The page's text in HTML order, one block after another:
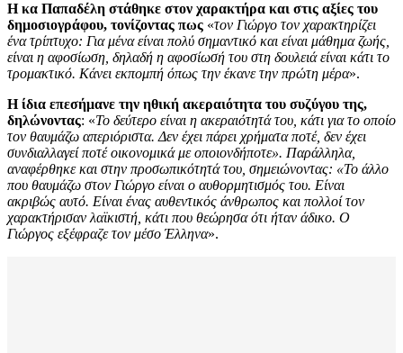
Η κα Παπαδέλη στάθηκε στον χαρακτήρα και στις αξίες του
δημοσιογράφου, τονίζοντας πως «τον Γιώργο τον χαρακτηρίζει
ένα τρίπτυχο: Για μένα είναι πολύ σημαντικό και είναι μάθημα ζωής,
είναι η αφοσίωση, δηλαδή η αφοσίωσή του στη δουλειά είναι κάτι το
τρομακτικό. Κάνει εκπομπή όπως την έκανε την πρώτη μέρα».
Η ίδια επεσήμανε την ηθική ακεραιότητα του συζύγου της,
δηλώνοντας: «Το δεύτερο είναι η ακεραιότητά του, κάτι για το οποίο
τον θαυμάζω απεριόριστα. Δεν έχει πάρει χρήματα ποτέ, δεν έχει
συνδιαλλαγεί ποτέ οικονομικά με οποιονδήποτε». Παράλληλα,
αναφέρθηκε και στην προσωπικότητά του, σημειώνοντας: «Το άλλο
που θαυμάζω στον Γιώργο είναι ο αυθορμητισμός του. Είναι
ακριβώς αυτό. Είναι ένας αυθεντικός άνθρωπος και πολλοί τον
χαρακτήρισαν λαϊκιστή, κάτι που θεώρησα ότι ήταν άδικο. Ο
Γιώργος εξέφραζε τον μέσο Έλληνα».